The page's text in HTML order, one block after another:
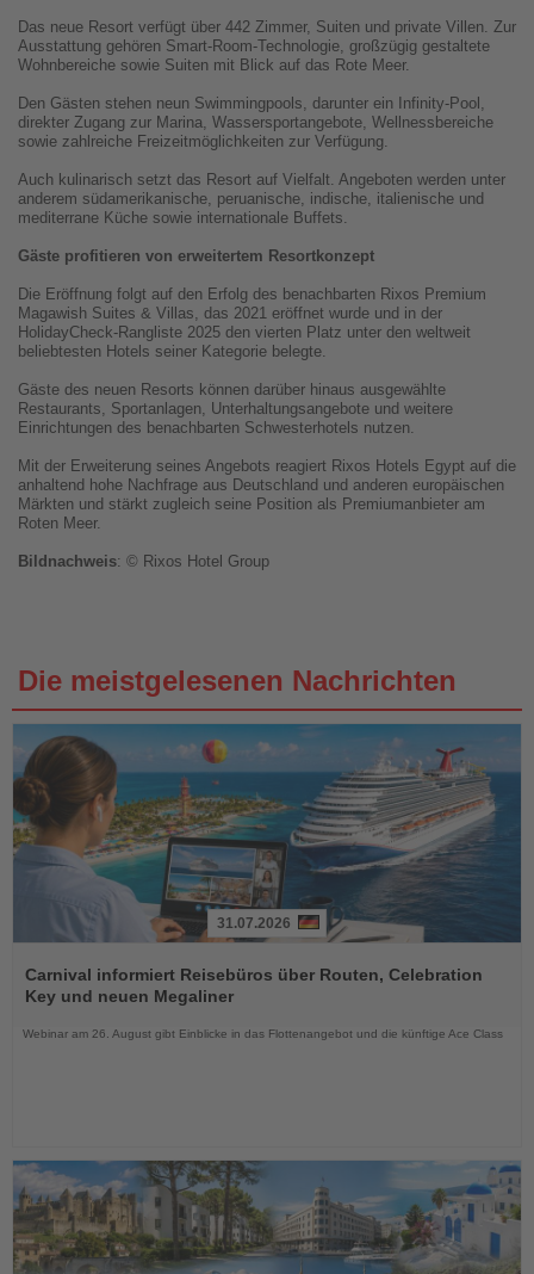
Das neue Resort verfügt über 442 Zimmer, Suiten und private Villen. Zur
Ausstattung gehören Smart-Room-Technologie, großzügig gestaltete
Wohnbereiche sowie Suiten mit Blick auf das Rote Meer.
Den Gästen stehen neun Swimmingpools, darunter ein Infinity-Pool,
direkter Zugang zur Marina, Wassersportangebote, Wellnessbereiche
sowie zahlreiche Freizeitmöglichkeiten zur Verfügung.
Auch kulinarisch setzt das Resort auf Vielfalt. Angeboten werden unter
anderem südamerikanische, peruanische, indische, italienische und
mediterrane Küche sowie internationale Buffets.
Gäste profitieren von erweitertem Resortkonzept
Die Eröffnung folgt auf den Erfolg des benachbarten Rixos Premium
Magawish Suites & Villas, das 2021 eröffnet wurde und in der
HolidayCheck-Rangliste 2025 den vierten Platz unter den weltweit
beliebtesten Hotels seiner Kategorie belegte.
Gäste des neuen Resorts können darüber hinaus ausgewählte
Restaurants, Sportanlagen, Unterhaltungsangebote und weitere
Einrichtungen des benachbarten Schwesterhotels nutzen.
Mit der Erweiterung seines Angebots reagiert Rixos Hotels Egypt auf die
anhaltend hohe Nachfrage aus Deutschland und anderen europäischen
Märkten und stärkt zugleich seine Position als Premiumanbieter am
Roten Meer.
Bildnachweis: © Rixos Hotel Group
Die meistgelesenen Nachrichten
Sie
die
Nachrichten
31.07.2026
Carnival informiert Reisebüros über Routen, Celebration
Key und neuen Megaliner
Webinar am 26. August gibt Einblicke in das Flottenangebot und die künftige Ace Class